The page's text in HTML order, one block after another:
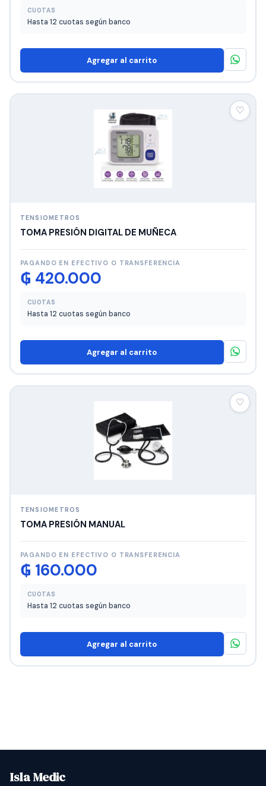
CUOTAS
Hasta 12 cuotas según banco
Agregar al carrito
♡
TENSIOMETROS
TOMA PRESIÓN DIGITAL DE MUÑECA
PAGANDO EN EFECTIVO O TRANSFERENCIA
₲ 420.000
CUOTAS
Hasta 12 cuotas según banco
Agregar al carrito
♡
TENSIOMETROS
TOMA PRESIÓN MANUAL
PAGANDO EN EFECTIVO O TRANSFERENCIA
₲ 160.000
CUOTAS
Hasta 12 cuotas según banco
Agregar al carrito
Isla Medic